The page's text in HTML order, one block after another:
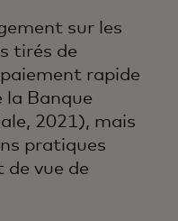
sur les
tirés de
rapide
la Banque
2021), mais
pratiques
vue de